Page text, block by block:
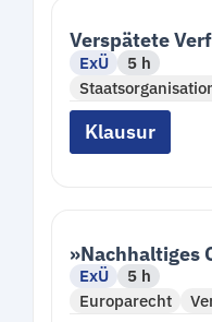
Verspätete
ExÜ
5 h
Klausur
»Nachhaltiges
ExÜ
5 h
Europarecht